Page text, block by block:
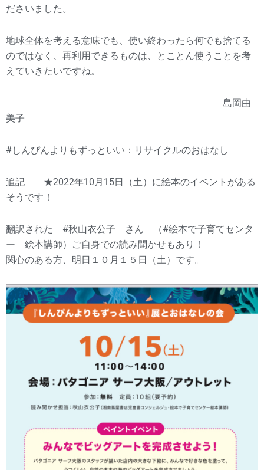
ださいました。
地球全体を考える意味でも、使い終わったら何でも捨てる
のではなく、再利用できるものは、とことん使うことを考
えていきたいですね。
島岡由
美子
#しんぴんよりもずっといい：リサイクルのおはなし
追記 ★2022年10月15日（土）に絵本のイベントがある
そうです！
翻訳された #秋山衣公子 さん （#絵本で子育てセンタ
ー 絵本講師）ご自身での読み聞かせもあり！
関心のある方、明日１０月１５日（土）です。